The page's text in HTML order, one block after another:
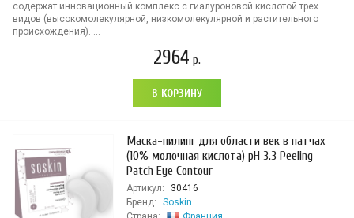
содержат инновационный комплекс с гиалуроновой кислотой трех
видов (высокомолекулярной, низкомолекулярной и растительного
происхождения). ...
2964 р.
В КОРЗИНУ
Маска-пилинг для области век в патчах
(10% молочная кислота) pH 3.3 Peeling
Patch Eye Contour
Артикул:
30416
Бренд:
Soskin